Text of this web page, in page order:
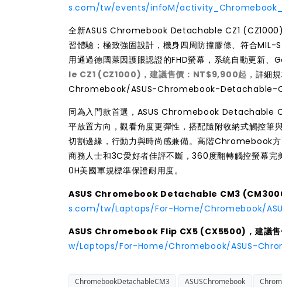
s.com/tw/events/infoM/
全新ASUS Chromebook Detachable CZ1 (CZ1000)
習體驗；極致強固設計，機身四周防撞膠條、符合
用通過德國萊因護眼認證的FHD螢幕，系統自動更新
le CZ1 (CZ1000)，建議售價：NT$9,900起 ，詳細
Chromebook/ASUS-Chromebook-Detachable-
同為入門款首選，ASUS Chromebook Detachable
平放置方向，觀看角度更彈性，搭配隨附收納式觸控筆
切割邊緣，行動力與時尚感兼備。高階Chromebook
商務人士和3C愛好者佳評不斷，360度翻轉觸控螢幕
0H美國軍規標準保證耐用度。
ASUS Chromebook Detachable CM3
s.com/tw/Laptops/For-Home/Chromebook/
ASUS Chromebook Flip CX5 (CX5500)，建議
w/Laptops/For-Home/Chromebook/ASUS-
ChromebookDetachableCM3 ASUSChromebook